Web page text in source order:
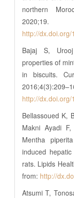
northern
http://
Bajaj S,
properties of
in biscuits.
http://
Bellassoued K,
Makni Ayadi
Mentha
induced
rats. Lipids
from: http://
Atsumi T,